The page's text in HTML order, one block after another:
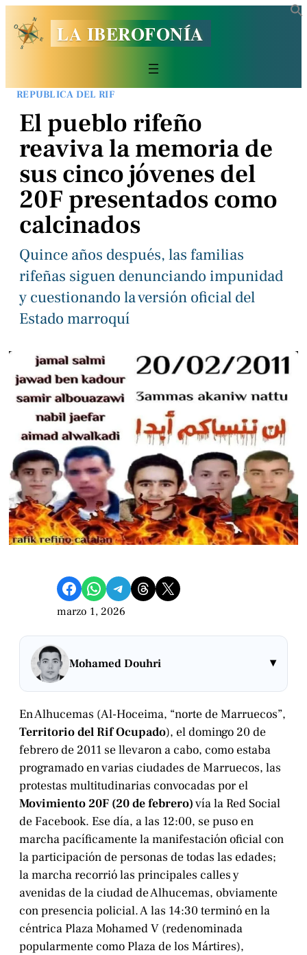
LA IBEROFONÍA
REPUBLICA DEL RIF
El pueblo rifeño
reaviva la memoria de
sus cinco jóvenes del
20F presentados como
calcinados
Quince años después, las familias
rifeñas siguen denunciando impunidad
y cuestionando la versión oficial del
Estado marroquí
Compartir en Facebook Compartir en WhatsApp Compartir en Telegram Share on Threads Compartir en X
marzo 1, 2026
Mohamed Douhri ▾
En Alhucemas (Al-Hoceima, “norte de Marruecos”,
Territorio del Rif Ocupado), el domingo 20 de
febrero de 2011 se llevaron a cabo, como estaba
programado en varias ciudades de Marruecos, las
protestas multitudinarias convocadas por el
Movimiento 20F (20 de febrero)vía la Red Social
de Facebook. Ese día, a las 12:00, se puso en
marcha pacíficamente la manifestación oficial con
la participación de personas de todas las edades;
la marcha recorrió las principales calles y
avenidas de la ciudad de Alhucemas, obviamente
con presencia policial. A las 14:30 terminó en la
céntrica Plaza Mohamed V (redenominada
popularmente como Plaza de los Mártires),